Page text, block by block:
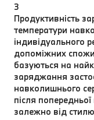
3
Продуктивність
температури
індивідуального
допоміжних
базуються на
заряджання
навколишнього
після
залежно від